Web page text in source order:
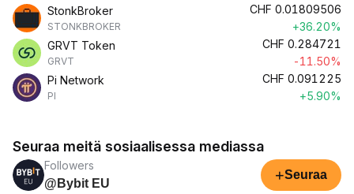
StonkBroker
STONKBROKER
CHF 0.01809506
+36.20%
GRVT Token
GRVT
CHF 0.284721
-11.50%
Pi Network
PI
CHF 0.091225
+5.90%
Seuraa meitä sosiaalisessa mediassa
Followers
@Bybit EU
+Seuraa